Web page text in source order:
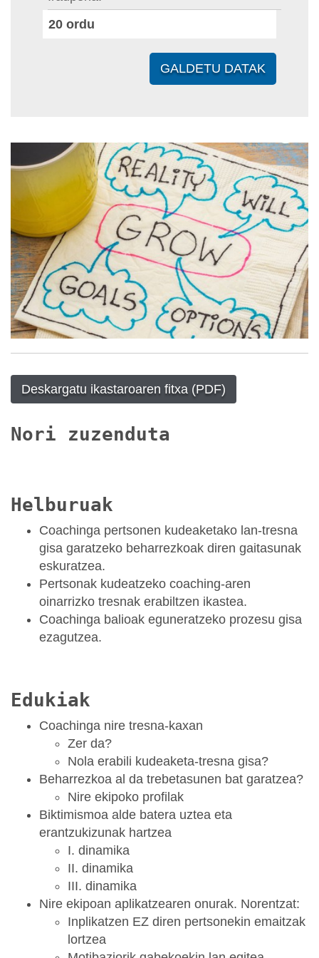
20 ordu
GALDETU DATAK
Deskargatu ikastaroaren fitxa (PDF)
Nori zuzenduta
Helburuak
Coachinga pertsonen kudeaketako lan-tresna
gisa garatzeko beharrezkoak diren gaitasunak
eskuratzea.
Pertsonak kudeatzeko coaching-aren
oinarrizko tresnak erabiltzen ikastea.
Coachinga balioak eguneratzeko prozesu gisa
ezagutzea.
Edukiak
Coachinga nire tresna-kaxan
Zer da?
Nola erabili kudeaketa-tresna gisa?
Beharrezkoa al da trebetasunen bat garatzea?
Nire ekipoko profilak
Biktimismoa alde batera uztea eta
erantzukizunak hartzea
I. dinamika
II. dinamika
III. dinamika
Nire ekipoan aplikatzearen onurak. Norentzat:
Inplikatzen EZ diren pertsonekin emaitzak
lortzea